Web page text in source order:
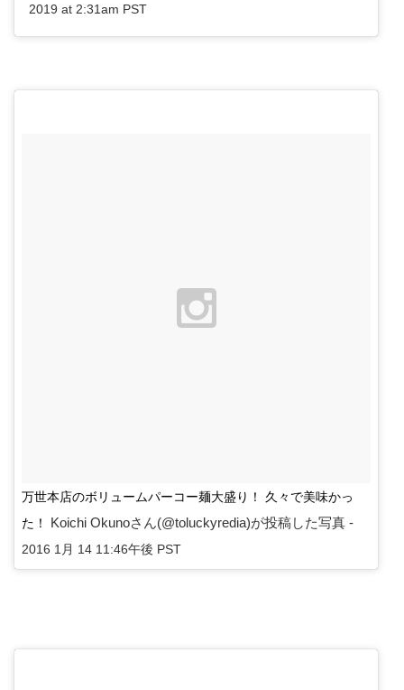
2019 at 2:31am PST
万世本店のボリュームパーコー麺大盛り！ 久々で美味かっ
た！
Koichi Okunoさん(@toluckyredia)が投稿した写真 -
2016 1月 14 11:46午後 PST